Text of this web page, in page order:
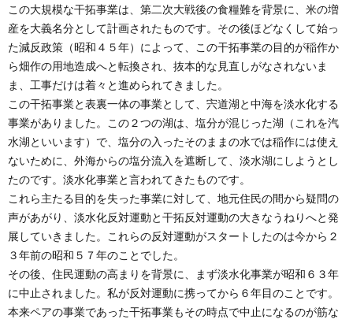
この大規模な干拓事業は、第二次大戦後の食糧難を背景に、米の増
産を大義名分として計画されたものです。その後ほどなくして始っ
た減反政策（昭和４５年）によって、この干拓事業の目的が稲作か
ら畑作の用地造成へと転換され、抜本的な見直しがなされないま
ま、工事だけは着々と進められてきました。
この干拓事業と表裏一体の事業として、宍道湖と中海を淡水化する
事業がありました。この２つの湖は、塩分が混じった湖（これを汽
水湖といいます）で、塩分の入ったそのままの水では稲作には使え
ないために、外海からの塩分流入を遮断して、淡水湖にしようとし
たのです。淡水化事業と言われてきたものです。
これら主たる目的を失った事業に対して、地元住民の間から疑問の
声があがり、淡水化反対運動と干拓反対運動の大きなうねりへと発
展していきました。これらの反対運動がスタートしたのは今から２
３年前の昭和５７年のことでした。
その後、住民運動の高まりを背景に、まず淡水化事業が昭和６３年
に中止されました。私が反対運動に携ってから６年目のことです。
本来ペアの事業であった干拓事業もその時点で中止になるのが筋な